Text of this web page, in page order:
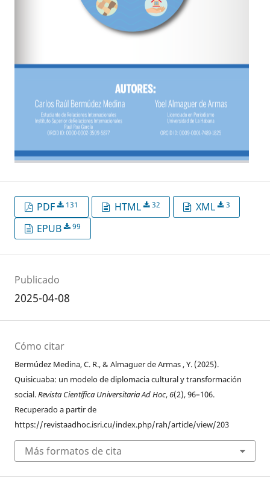
PDF 131 HTML 32 XML 3
EPUB 99
Publicado
2025-04-08
Cómo citar
Bermúdez Medina, C. R., & Almaguer de Armas , Y. (2025).
Quisicuaba: un modelo de diplomacia cultural y transformación
social.Revista Científica Universitaria Ad Hoc,6(2), 96–106.
Recuperado a partir de
https://revistaadhoc.isri.cu/index.php/rah/article/view/203
Más formatos de cita